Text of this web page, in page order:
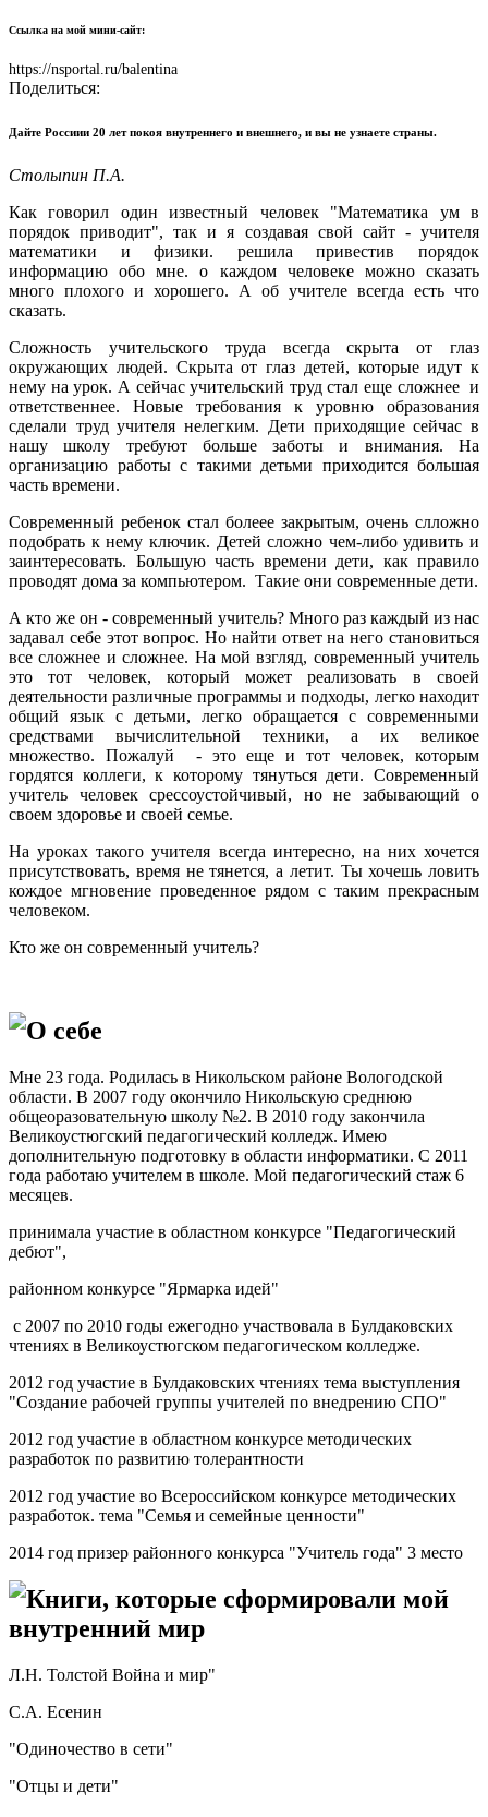
Ссылка на мой мини-сайт:
https://nsportal.ru/balentina
Поделиться:
Дайте Россиии 20 лет покоя внутреннего и внешнего, и вы не узнаете страны.
Столыпин П.А.
Как говорил один известный человек "Математика ум в
порядок приводит", так и я создавая свой сайт - учителя
математики и физики. решила привестив порядок
информацию обо мне. о каждом человеке можно сказать
много плохого и хорошего. А об учителе всегда есть что
сказать.
Сложность учительского труда всегда скрыта от глаз
окружающих людей. Скрыта от глаз детей, которые идут к
нему на урок. А сейчас учительский труд стал еще сложнее и
ответственнее. Новые требования к уровню образования
сделали труд учителя нелегким. Дети приходящие сейчас в
нашу школу требуют больше заботы и внимания. На
организацию работы с такими детьми приходится большая
часть времени.
Современный ребенок стал болеее закрытым, очень слложно
подобрать к нему ключик. Детей сложно чем-либо удивить и
заинтересовать. Большую часть времени дети, как правило
проводят дома за компьютером. Такие они современные дети.
А кто же он - современный учитель? Много раз каждый из нас
задавал себе этот вопрос. Но найти ответ на него становиться
все сложнее и сложнее. На мой взгляд, современный учитель
это тот человек, который может реализовать в своей
деятельности различные программы и подходы, легко находит
общий язык с детьми, легко обращается с современными
средствами вычислительной техники, а их великое
множество. Пожалуй - это еще и тот человек, которым
гордятся коллеги, к которому тянуться дети. Современный
учитель человек срессоустойчивый, но не забывающий о
своем здоровье и своей семье.
На уроках такого учителя всегда интересно, на них хочется
присутствовать, время не тянется, а летит. Ты хочешь ловить
кождое мгновение проведенное рядом с таким прекрасным
человеком.
Кто же он современный учитель?
О себе
Мне 23 года. Родилась в Никольском районе Вологодской
области. В 2007 году окончило Никольскую среднюю
общеоразовательную школу №2. В 2010 году закончила
Великоустюгский педагогический колледж. Имею
дополнительную подготовку в области информатики. С 2011
года работаю учителем в школе. Мой педагогический стаж 6
месяцев.
принимала участие в областном конкурсе "Педагогический
дебют",
районном конкурсе "Ярмарка идей"
с 2007 по 2010 годы ежегодно участвовала в Булдаковских
чтениях в Великоустюгском педагогическом колледже.
2012 год участие в Булдаковских чтениях тема выступления
"Создание рабочей группы учителей по внедрению СПО"
2012 год участие в областном конкурсе методических
разработок по развитию толерантности
2012 год участие во Всероссийском конкурсе методических
разработок. тема "Семья и семейные ценности"
2014 год призер районного конкурса "Учитель года" 3 место
Книги, которые сформировали мой
внутренний мир
Л.Н. Толстой Война и мир"
С.А. Есенин
"Одиночество в сети"
"Отцы и дети"